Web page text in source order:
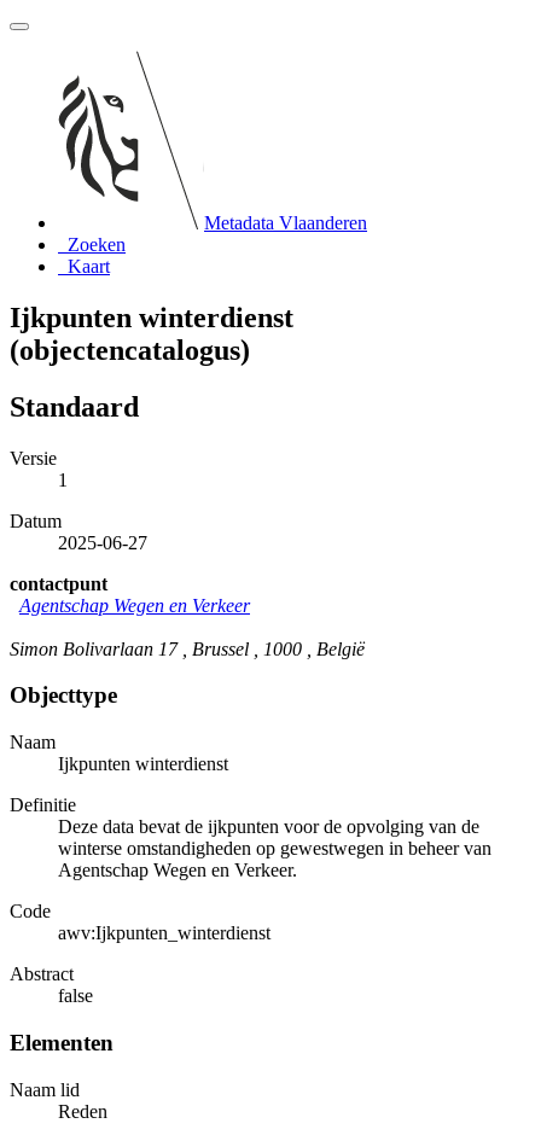
Metadata Vlaanderen
Zoeken
Kaart
Ijkpunten winterdienst
(objectencatalogus)
Standaard
Versie
1
Datum
2025-06-27
contactpunt
Agentschap Wegen en Verkeer
Simon Bolivarlaan 17 , Brussel , 1000 , België
Objecttype
Naam
Ijkpunten winterdienst
Definitie
Deze data bevat de ijkpunten voor de opvolging van de
winterse omstandigheden op gewestwegen in beheer van
Agentschap Wegen en Verkeer.
Code
awv:Ijkpunten_winterdienst
Abstract
false
Elementen
Naam lid
Reden